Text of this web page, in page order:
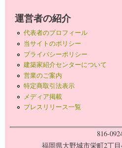
運営者の紹介
代表者のプロフィール
当サイトのポリシー
プライバシーポリシー
建築家紹介センターについて
営業のご案内
特定商取引法表示
メディア掲載
プレスリリース一覧
816-
福岡県大野城市栄町2丁